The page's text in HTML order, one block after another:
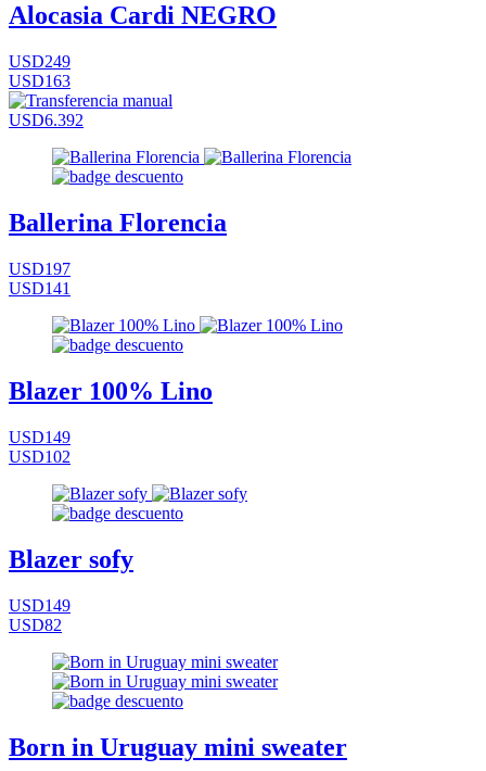
Alocasia Cardi NEGRO
USD249
USD163
USD6.392
Ballerina Florencia
USD197
USD141
Blazer 100% Lino
USD149
USD102
Blazer sofy
USD149
USD82
Born in Uruguay mini sweater